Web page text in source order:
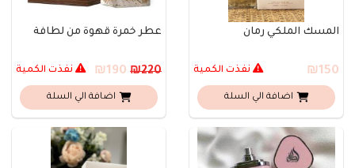
المسك الملكي رمان
₪150 نفذت الكمية
اضافة الي السلة
عطر خمرة قهوة من لطافة
₪220 نفذت الكمية
اضافة الي السلة